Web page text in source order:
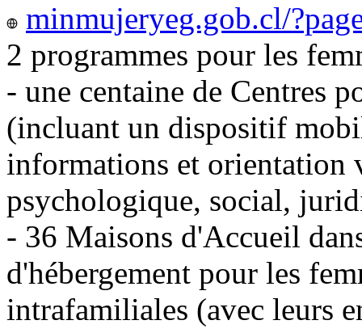
minmujeryeg.gob.cl/
2 programmes pour les
- une centaine de Centres
(incluant un dispositif
informations et orientation
psychologique, social,
- 36 Maisons d'Accueil
d'hébergement pour les
intrafamiliales (avec leurs